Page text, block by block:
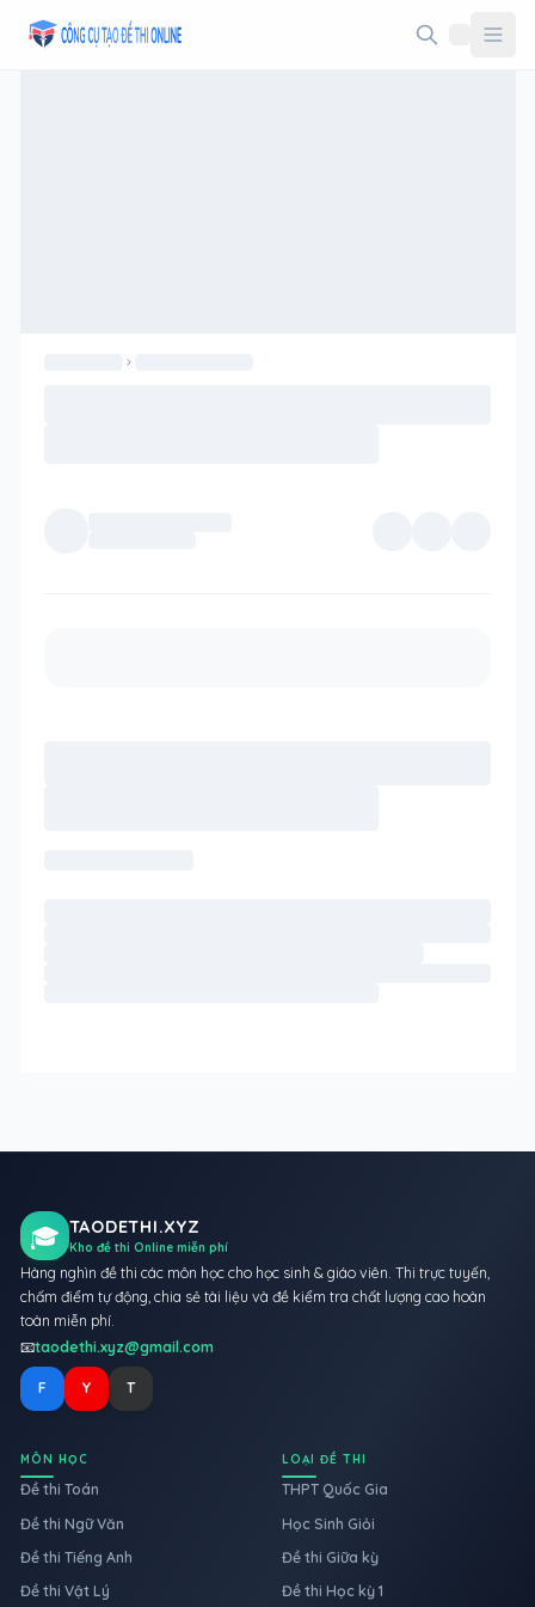
🎓 TAODETHI.XYZ
Kho đề thi Online miễn phí
Hàng nghìn đề thi các môn học cho học sinh & giáo viên. Thi trực tuyến,
chấm điểm tự động, chia sẻ tài liệu và đề kiểm tra chất lượng cao hoàn
toàn miễn phí.
📧taodethi.xyz@gmail.com
F Y T
MÔN HỌC
Đề thi Toán
Đề thi Ngữ Văn
Đề thi Tiếng Anh
Đề thi Vật Lý
LOẠI ĐỀ THI
THPT Quốc Gia
Học Sinh Giỏi
Đề thi Giữa kỳ
Đề thi Học kỳ 1